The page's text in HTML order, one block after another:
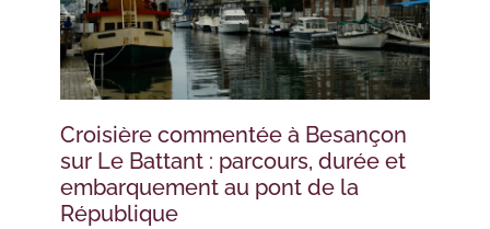
Croisière commentée à Besançon
sur Le Battant : parcours, durée et
embarquement au pont de la
République